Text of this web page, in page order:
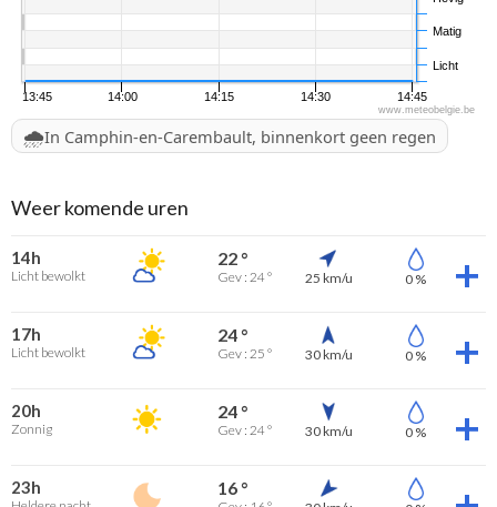
13:45 14:00 14:15 14:30 14:45
Licht
Matig
www.meteobelgie.be
🌧️In Camphin-en-Carembault, binnenkort geen regen
Weer komende uren
14h
Licht bewolkt
22 °
Gev : 24 ° 25 km/u 0 %
17h
Licht bewolkt
24 °
Gev : 25 ° 30 km/u 0 %
20h
Zonnig
24 °
Gev : 24 ° 30 km/u 0 %
23h 16 °